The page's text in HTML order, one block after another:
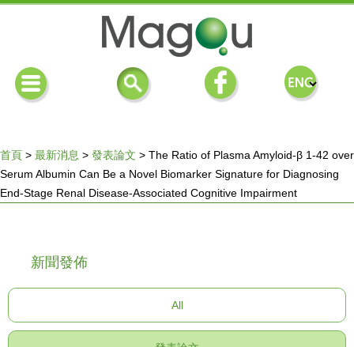
您
裡
首頁 > 最新消息 > 發表論文 > The Ratio of Plasma Amyloid-β 1-42 over
Serum Albumin Can Be a Novel Biomarker Signature for Diagnosing
End-Stage Renal Disease-Associated Cognitive Impairment
新聞發佈
All